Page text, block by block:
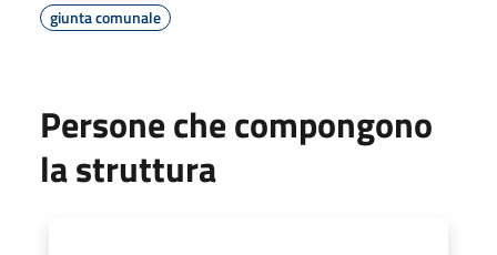
giunta comunale
Persone che compongono
la struttura